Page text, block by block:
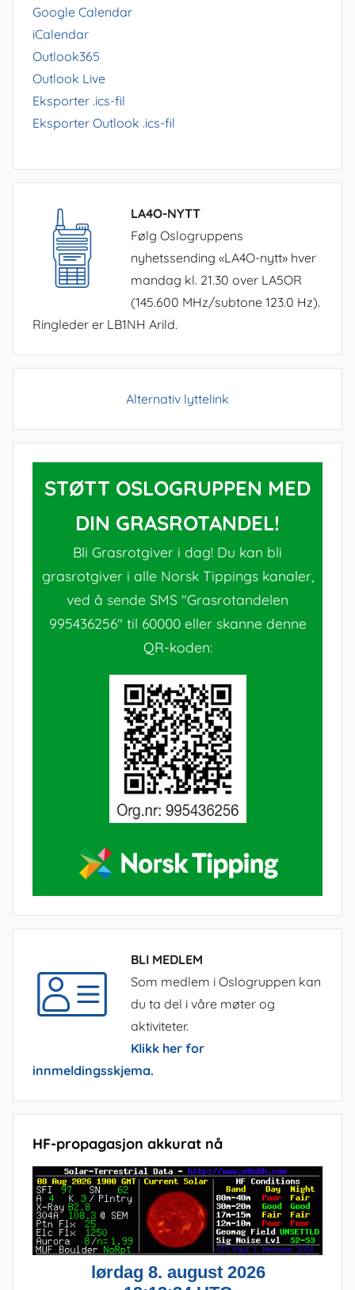
Google Calendar
iCalendar
Outlook365
Outlook Live
Eksporter .ics-fil
Eksporter Outlook .ics-fil
LA4O-NYTT
Følg Oslogruppens
nyhetssending «LA4O-nytt» hver
mandag kl. 21.30 over LA5OR
(145.600 MHz/subtone 123.0 Hz).
Ringleder er LB1NH Arild.
Alternativ lyttelink
STØTT OSLOGRUPPEN MED
DIN GRASROTANDEL!
Bli Grasrotgiver i dag! Du kan bli
grasrotgiver i alle Norsk Tippings kanaler,
ved å sende SMS "Grasrotandelen
995436256" til 60000 eller skanne denne
QR-koden:
BLI MEDLEM
Som medlem i Oslogruppen kan
du ta del i våre møter og
aktiviteter.
Klikk her for
innmeldingsskjema.
HF-propagasjon akkurat nå